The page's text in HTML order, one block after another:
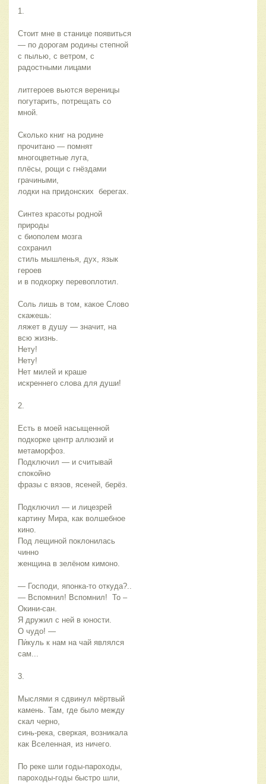
1.
Стоит мне в станице появиться
— по дорогам родины степной
с пылью, с ветром, с
радостными лицами
литгероев вьются вереницы
погутарить, потрещать со
мной.
Сколько книг на родине
прочитано — помнят
многоцветные луга,
плёсы, рощи с гнёздами
грачиными,
лодки на придонских  берегах.
Синтез красоты родной
природы
с биополем мозга
сохранил
стиль мышленья, дух, язык
героев
и в подкорку перевоплотил.
Соль лишь в том, какое Слово
скажешь:
ляжет в душу — значит, на
всю жизнь.
Нету!
Нету!
Нет милей и краше
искреннего слова для души!
2.
Есть в моей насыщенной
подкорке центр аллюзий и
метаморфоз.
Подключил — и считывай
спокойно
фразы с вязов, ясеней, берёз.
Подключил — и лицезрей
картину Мира, как волшебное
кино.
Под лещиной поклонилась
чинно
женщина в зелёном кимоно.
— Вспомнил! Вспомнил!  То –
Окини-сан.
Я дружил с ней в юности.
О чудо! —
Пи́куль к нам на чай являлся
сам...
3.
Мыслями я сдвинул мёртвый
камень. Там, где было между
скал черно,
синь-река, сверкая, возникала
как Вселенная, из ничего.
По реке шли годы-пароходы,
пароходы-годы быстро шли,